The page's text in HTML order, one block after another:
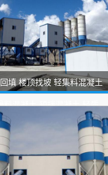
填 楼顶找坡 轻集料混凝土
料混凝土 预拌混凝土 轻质